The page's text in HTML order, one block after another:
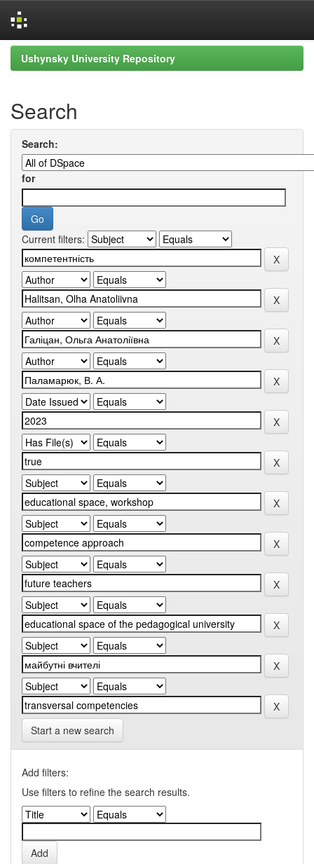
Skip
navigation
Ushynsky University Repository
Search
Search:
for
Current filters:
Start a new search
Add filters:
Use filters to refine the search results.